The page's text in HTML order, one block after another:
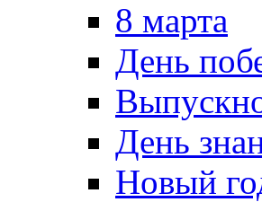
8 марта
День
День
Новый